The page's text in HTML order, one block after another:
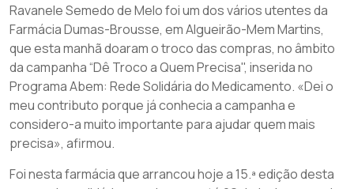
Ravanele Semedo de Melo foi um dos vários utentes da
Farmácia Dumas-Brousse, em Algueirão-Mem Martins,
que esta manhã doaram o troco das compras, no âmbito
da campanha “Dê Troco a Quem Precisa", inserida no
Programa Abem: Rede Solidária do Medicamento. «Dei o
meu contributo porque já conhecia a campanha e
considero-a muito importante para ajudar quem mais
precisa», afirmou.
Foi nesta farmácia que arrancou hoje a 15.ª edição desta